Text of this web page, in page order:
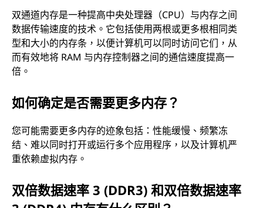
双通道内存是一种提高中央处理器（CPU）与内存之间
数据传输速度的技术。它包括使用两根或更多根相同类
型和大小的内存条，以便计算机可以同时访问它们，从
而有效地将 RAM 与内存控制器之间的通信速度提高一
倍。
如何确定是否需要更多内存？
您可能需要更多内存的迹象包括：性能缓慢、频繁冻
结、难以同时打开或运行多个应用程序，以及计算机严
重依赖虚拟内存。
双倍数据速率 3 (DDR3) 和双倍数据速率